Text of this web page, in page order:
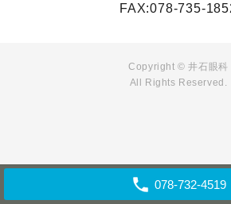
FAX:078-735-
Copyright ©井石眼科
All Rights Reserved.